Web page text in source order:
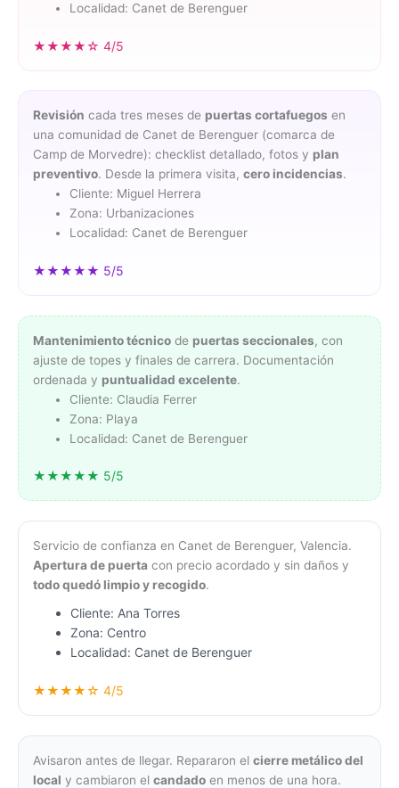
Localidad: Canet de Berenguer
★★★★☆ 4/5
Revisión cada tres meses de puertas cortafuegos en
una comunidad de Canet de Berenguer (comarca de
Camp de Morvedre): checklist detallado, fotos y plan
preventivo. Desde la primera visita, cero incidencias.
Cliente: Miguel Herrera
Zona: Urbanizaciones
Localidad: Canet de Berenguer
★★★★★ 5/5
Mantenimiento técnico de puertas seccionales, con
ajuste de topes y finales de carrera. Documentación
ordenada y puntualidad excelente.
Cliente: Claudia Ferrer
Zona: Playa
Localidad: Canet de Berenguer
★★★★★ 5/5
Servicio de confianza en Canet de Berenguer, Valencia.
Apertura de puerta con precio acordado y sin daños y
todo quedó limpio y recogido.
Cliente: Ana Torres
Zona: Centro
Localidad: Canet de Berenguer
★★★★☆ 4/5
Avisaron antes de llegar. Repararon el cierre metálico del
local y cambiaron el candado en menos de una hora.